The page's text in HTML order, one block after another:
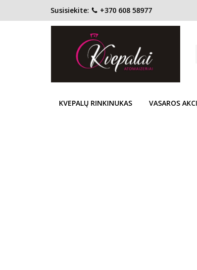
Susisiekite: +370 608 58977
KVEPALŲ RINKINUKAS VASAROS
Pagrindinis KONCENTRACIJA Kvapusis vanduo
LANCOME POÊME EDP
Į PALYGINIMĄ